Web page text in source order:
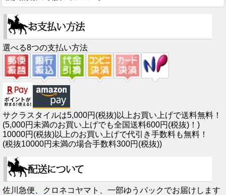
選べる8つの支払い方法
サクラスタイルは5,000円(税抜)以上お買い上げで送料無料！
(5,000円未満のお買い上げでも全国送料600円(税抜)！)
10000円(税抜)以上のお買い上げで代引き手数料も無料！
(税抜10000円未満の場合手数料300円(税抜))
佐川急便、クロネコヤマト、一部ゆうパックでお届けします